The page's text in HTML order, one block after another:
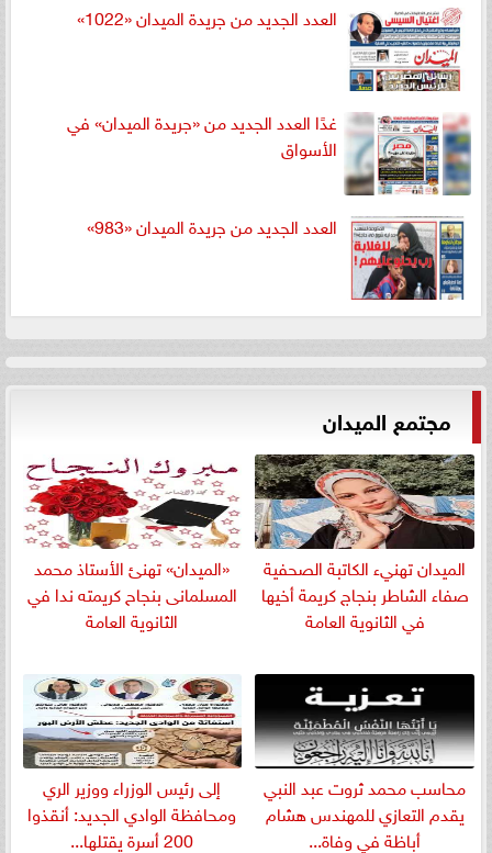
العدد الجديد من جريدة الميدان «1022»
غدًا العدد الجديد من «جريدة الميدان» في
الأسواق
العدد الجديد من جريدة الميدان «983»
مجتمع الميدان
الميدان تهنيء الكاتبة الصحفية
صفاء الشاطر بنجاج كريمة أخيها
في الثانوية العامة
«الميدان» تهنئ الأستاذ محمد
المسلمانى بنجاح كريمته ندا في
الثانوية العامة
​محاسب محمد ثروت عبد النبي
يقدم التعازي للمهندس هشام
أباظة في وفاة...
إلى رئيس الوزراء ووزير الري
ومحافظة الوادي الجديد: أنقذوا
200 أسرة يقتلها...